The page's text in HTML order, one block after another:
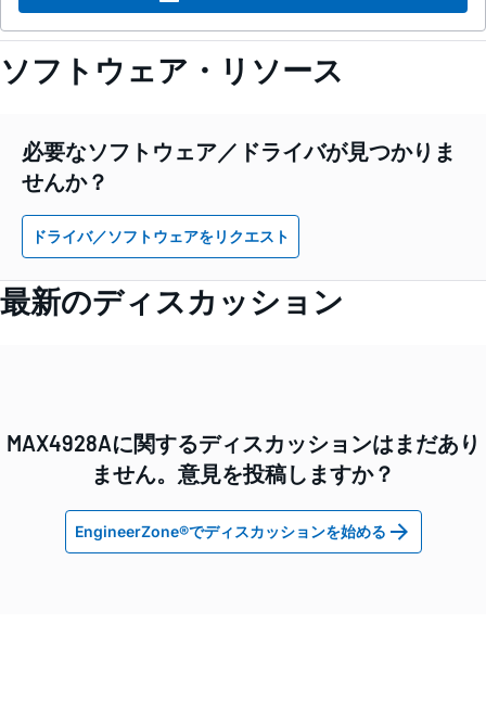
ソフトウェア・リソース
必要なソフトウェア／ドライバが見つかりま
せんか？
ドライバ／ソフトウェアをリクエスト
最新のディスカッション
MAX4928Aに関するディスカッションはまだあり
ません。意見を投稿しますか？
EngineerZone®でディスカッションを始める